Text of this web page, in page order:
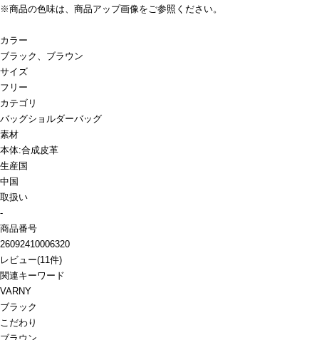
※商品の色味は、商品アップ画像をご参照ください。
カラー
ブラック、ブラウン
サイズ
フリー
カテゴリ
バッグショルダーバッグ
素材
本体:合成皮革
生産国
中国
取扱い
-
商品番号
26092410006320
レビュー(11件)
関連キーワード
VARNY
ブラック
こだわり